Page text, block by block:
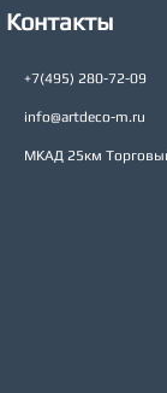
Контакты
+7(495) 280-72-09
info@artdeco-m.ru
МКАД 25км